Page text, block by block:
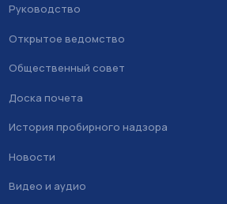
Руководство
Открытое ведомство
Общественный совет
Доска почета
История пробирного надзора
Новости
Видео и аудио